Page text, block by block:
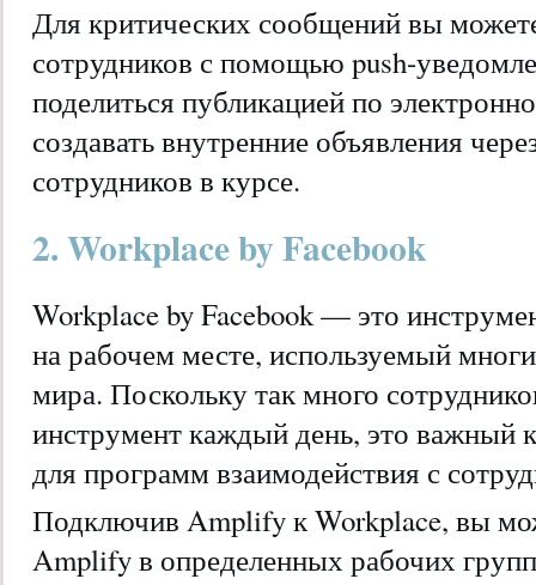
Для критических сообщений вы
сотрудников с помощью push-
поделиться публикацией по
создавать внутренние объявления
сотрудников в курсе.
2. Workplace by Facebook
Workplace by Facebook — это
на рабочем месте, используемый
мира. Поскольку так много
инструмент каждый день, это важный
для программ взаимодействия с
Подключив Amplify к Workplace, вы
Amplify в определенных рабочих